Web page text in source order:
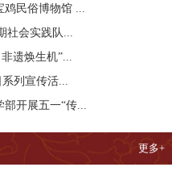
鸡民俗博物馆 ...
社会实践队...
遗焕生机”...
列宣传活...
开展五一“传...
更多+